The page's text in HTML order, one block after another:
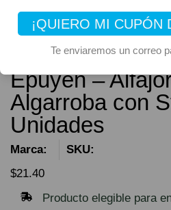
¡QUIERO MI CUPÓN
Te enviaremos un correo
Epuyen –
Algarroba con
Unidades
Marca:
SKU:
$21.40
Producto elegible para